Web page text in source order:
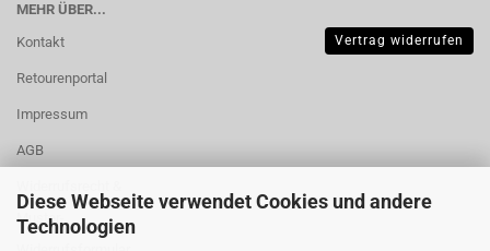
Diese Webseite verwendet Cookies und andere
Technologien
MEHR ÜBER...
Kontakt
Retourenportal
Impressum
AGB
Muster-
Vertrag widerrufen